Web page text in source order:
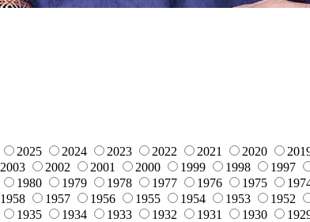
2025 2024 2023 2022 2021 2020
2003 2002 2001 2000 1999 1998 1997
1980 1979 1978 1977 1976 1975
1958 1957 1956 1955 1954 1953 1952
1935 1934 1933 1932 1931 1930